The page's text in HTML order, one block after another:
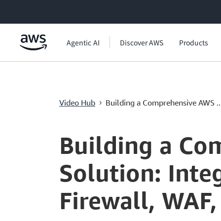
메인 콘텐츠로 건너뛰기
Agentic AI Discover AWS Products
Video Hub › Building a Comprehensive AWS
Current
0:00 / Duration
20:21
Building a
Solution:
Firewall,